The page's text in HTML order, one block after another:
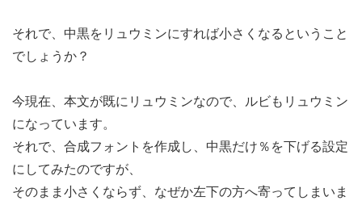
それで、中黒をリュウミンにすれば小さくなるということ
でしょうか？
今現在、本文が既にリュウミンなので、ルビもリュウミン
になっています。
それで、合成フォントを作成し、中黒だけ％を下げる設定
にしてみたのですが、
そのまま小さくならず、なぜか左下の方へ寄ってしまいま